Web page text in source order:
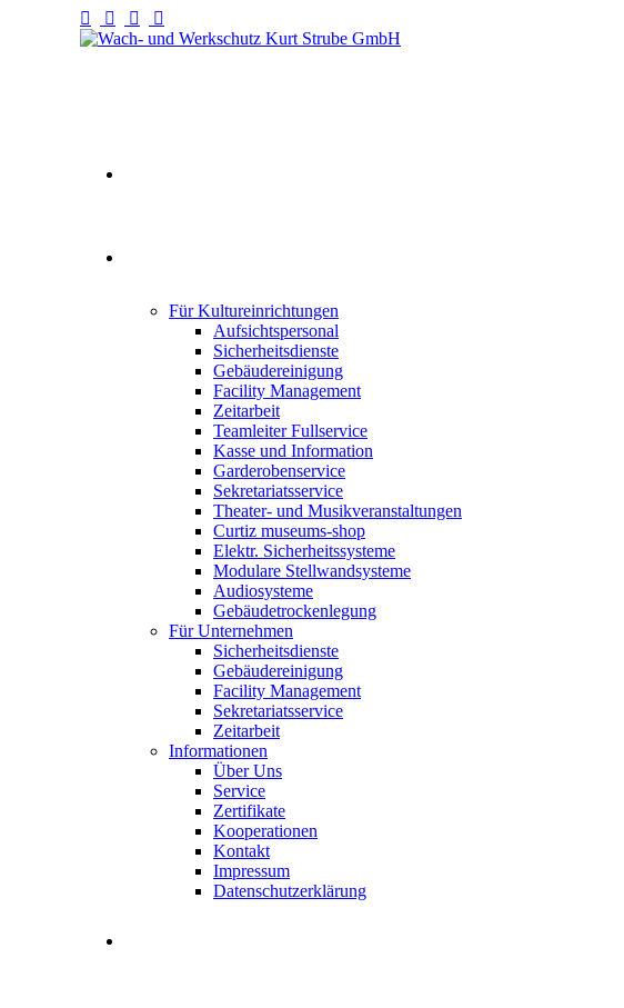
Für Kultureinrichtungen
Aufsichtspersonal
Sicherheitsdienste
Gebäudereinigung
Facility Management
Zeitarbeit
Teamleiter Fullservice
Kasse und Information
Garderobenservice
Sekretariatsservice
Theater- und Musikveranstaltungen
Curtiz museums-shop
Elektr. Sicherheitssysteme
Modulare Stellwandsysteme
Audiosysteme
Gebäudetrockenlegung
Für Unternehmen
Sicherheitsdienste
Gebäudereinigung
Facility Management
Sekretariatsservice
Zeitarbeit
Informationen
Über Uns
Service
Zertifikate
Kooperationen
Kontakt
Impressum
Datenschutzerklärung